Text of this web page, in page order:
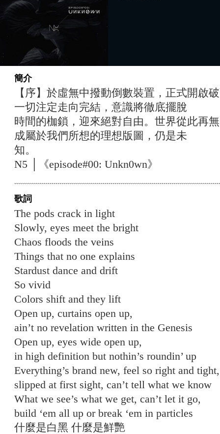
簡介
【序】於虛無中撥動倒數裝置，正式開啟
一切注定走向完結，意識將徹底擺脫
時間的枷鎖，迎來絕對自由。世界從此再
成屬於我們所想的理想版圖，仍是未
知。
N5 │《episode#00: Unkn0wn》
歌詞
The pods crack in light
Slowly, eyes meet the bright
Chaos floods the veins
Things that no one explains
Stardust dance and drift
So vivid
Colors shift and they lift
Open up, curtains open up,
ain’t no revelation written in the Genesis
Open up, eyes wide open up,
in high definition but nothin’s roundin’ up
Everything’s brand new, feel so right and tight,
slipped at first sight, can’t tell what we know
What we see’s what we get, can’t let it go,
build ‘em all up or break ‘em in particles
什麼是白黑 什麼是鮮艷